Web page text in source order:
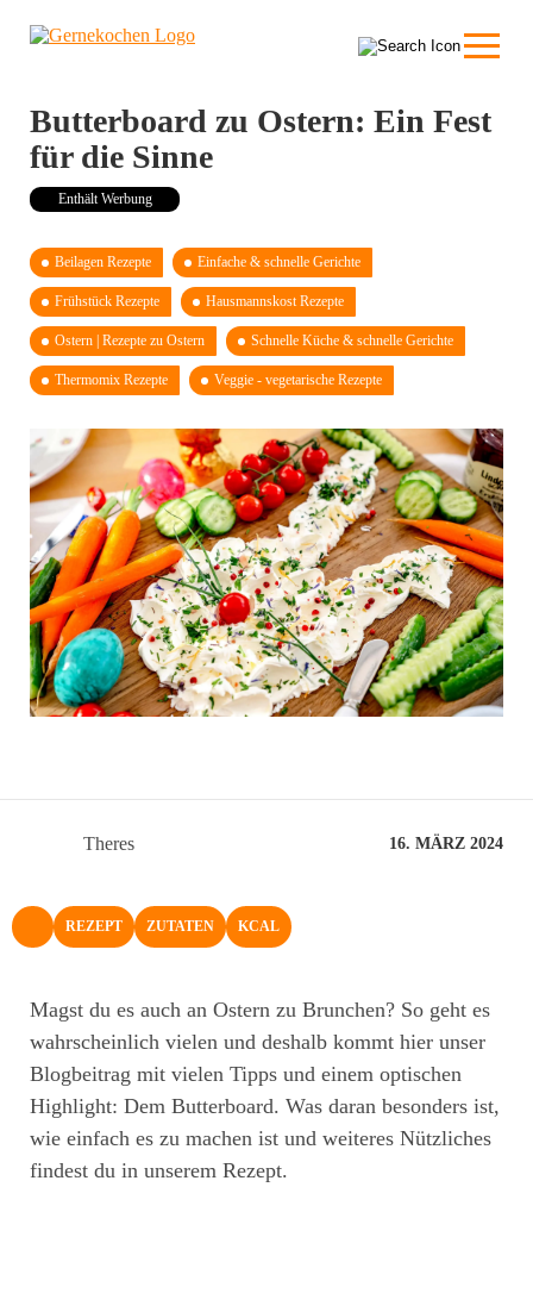
Butterboard zu Ostern: Ein Fest
für die Sinne
Enthält Werbung
Beilagen Rezepte Einfache & schnelle Gerichte
Frühstück Rezepte Hausmannskost Rezepte
Ostern | Rezepte zu Ostern Schnelle Küche & schnelle Gerichte
Thermomix Rezepte Veggie - vegetarische Rezepte
Theres 16. MÄRZ 2024
NACH OBEN
REZEPT ZUTATEN KCAL
Magst du es auch an Ostern zu Brunchen? So geht es
wahrscheinlich vielen und deshalb kommt hier unser
Blogbeitrag mit vielen Tipps und einem optischen
Highlight: Dem Butterboard. Was daran besonders ist,
wie einfach es zu machen ist und weiteres Nützliches
findest du in unserem Rezept.